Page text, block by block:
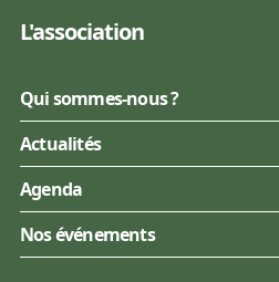
L'association
Qui sommes-nous ?
Actualités
Agenda
Nos événements